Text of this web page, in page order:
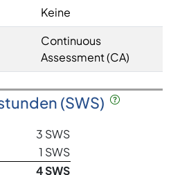
Keine
Continuous
Assessment (CA)
(SWS)
3 SWS
1 SWS
4 SWS